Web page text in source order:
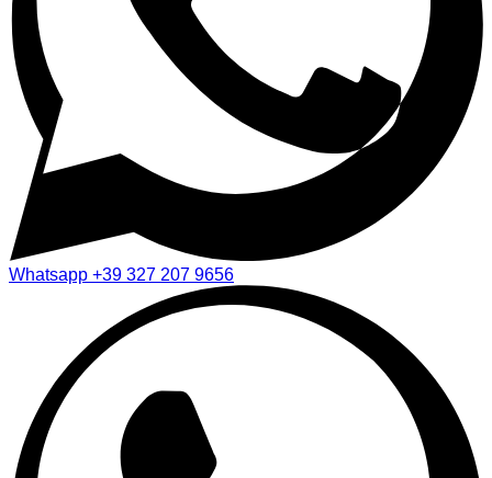
Whatsapp +39 327 207 9656